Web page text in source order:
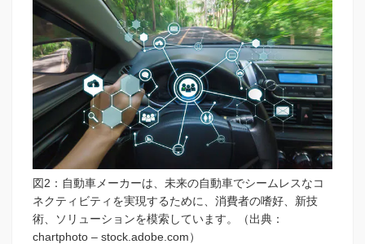
図2：自動車メーカーは、未来の自動車でシームレスなコ
ネクティビティを実現するために、消費者の嗜好、新技
術、ソリューションを模索しています。（出典：
chartphoto – stock.adobe.com）